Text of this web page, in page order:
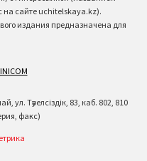
на сайте uchitelskaya.kz).
издания предназначена для
INICOM
ул. Тәуелсіздік, 83, каб. 802, 810
факс)